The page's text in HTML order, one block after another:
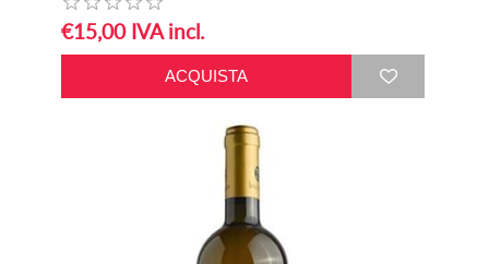
€15,00 IVA incl.